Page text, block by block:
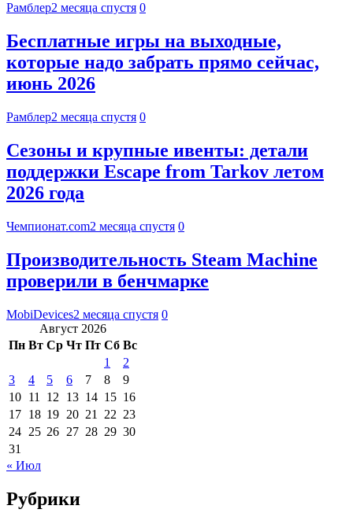
Рамблер2 месяца спустя 0
Бесплатные игры на выходные,
которые надо забрать прямо сейчас,
июнь 2026
Рамблер2 месяца спустя 0
Сезоны и крупные ивенты: детали
поддержки Escape from Tarkov летом
2026 года
Чемпионат.com2 месяца спустя 0
Производительность Steam Machine
проверили в бенчмарке
MobiDevices2 месяца спустя 0
Август 2026
Пн Вт Ср Чт Пт Сб Вс
1
2
3
4 5 6 7 8
9
10 11 12 13 14 15 16
17 18 19 20 21 22 23
24 25 26 27 28 29 30
31
« Июл
Рубрики